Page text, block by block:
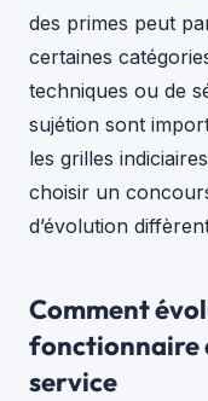
des primes peut
certaines
techniques ou de
sujétion sont
les grilles
choisir un
d’évolution
Comment
fonctionnaire
service